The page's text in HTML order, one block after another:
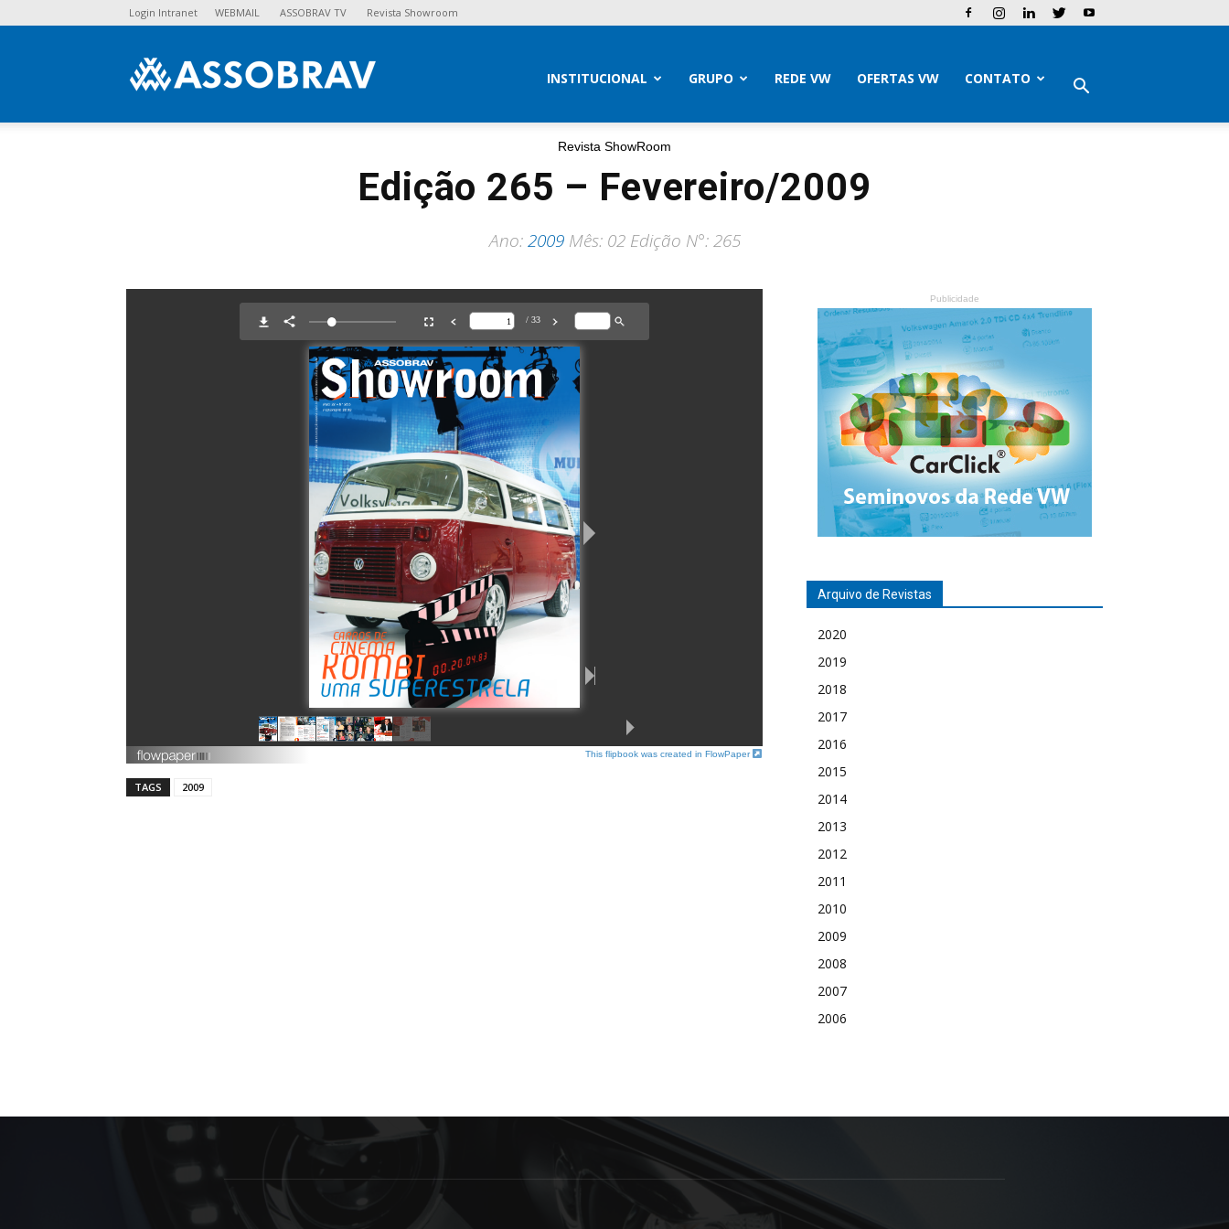
Login Intranet WEBMAIL ASSOBRAV TV Revista Showroom
INSTITUCIONAL GRUPO REDE VW OFERTAS VW CONTATO
Revista ShowRoom
Edição 265 – Fevereiro/2009
Ano:2009Mês: 02 Edição N°: 265
This flipbook was created in FlowPaper
TAGS 2009
Publicidade
Arquivo de Revistas
2020
2019
2018
2017
2016
2015
2014
2013
2012
2011
2010
2009
2008
2007
2006